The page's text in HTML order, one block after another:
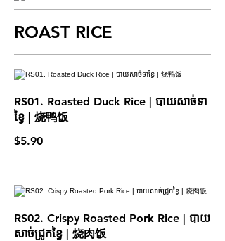
ROAST RICE
RS01. Roasted Duck Rice | បាយសាច់ទា
ខ្វៃ | 烧鸭饭
$5.90
RS02. Crispy Roasted Pork Rice | បាយ
សាច់ជ្រូកខ្វៃ | 烧肉饭